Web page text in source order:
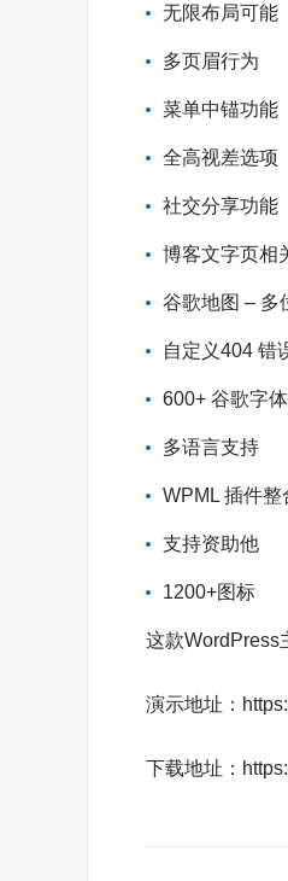
无限布局可能
多页眉行为
菜单中锚功能
全高视差选项
社交分享功能
博客文字页相
谷歌地图 – 多
自定义404 错
600+ 谷歌字体
多语言支持
WPML 插件整
支持资助他
1200+图标
这款WordPress
演示地址：
下载地址：